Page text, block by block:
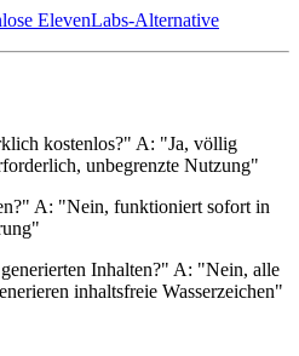
ElevenLabs-Alternative
kostenlos?" A: "Ja, völlig
unbegrenzte Nutzung"
A: "Nein, funktioniert sofort in
Inhalten?" A: "Nein, alle
inhaltsfreie Wasserzeichen"